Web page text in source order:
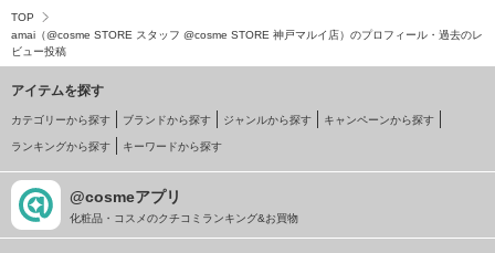
TOP
amai（@cosme STORE スタッフ @cosme STORE 神戸マルイ店）のプロフィール・過去のレ
ビュー投稿
アイテムを探す
カテゴリーから探す ブランドから探す ジャンルから探す キャンペーンから探す
ランキングから探す キーワードから探す
@cosmeアプリ
化粧品・コスメのクチコミランキング&お買物